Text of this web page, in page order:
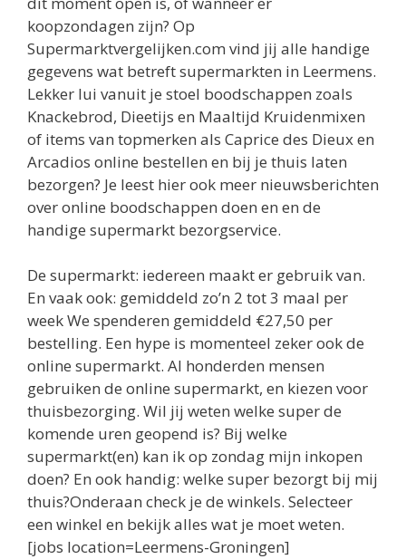
koopzondagen zijn? Op
Supermarktvergelijken.com vind jij alle handige
gegevens wat betreft supermarkten in Leermens.
Lekker lui vanuit je stoel boodschappen zoals
Knackebrod, Dieetijs en Maaltijd Kruidenmixen
of items van topmerken als Caprice des Dieux en
Arcadios online bestellen en bij je thuis laten
bezorgen? Je leest hier ook meer nieuwsberichten
over online boodschappen doen en en de
handige supermarkt bezorgservice.
De supermarkt: iedereen maakt er gebruik van.
En vaak ook: gemiddeld zo’n 2 tot 3 maal per
week We spenderen gemiddeld €27,50 per
bestelling. Een hype is momenteel zeker ook de
online supermarkt. Al honderden mensen
gebruiken de online supermarkt, en kiezen voor
thuisbezorging. Wil jij weten welke super de
komende uren geopend is? Bij welke
supermarkt(en) kan ik op zondag mijn inkopen
doen? En ook handig: welke super bezorgt bij mij
thuis?Onderaan check je de winkels. Selecteer
een winkel en bekijk alles wat je moet weten.
[jobs location=Leermens-Groningen]